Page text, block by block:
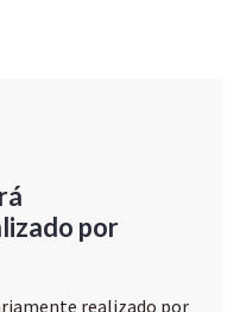
por
realizado por